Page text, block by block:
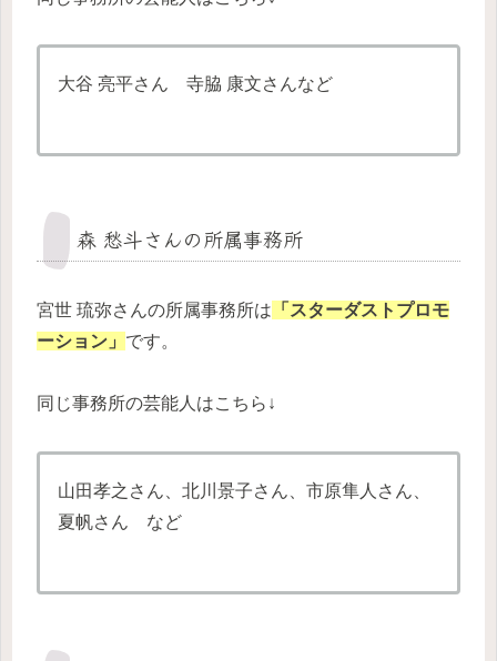
大谷 亮平さん 寺脇 康文さんなど
森 愁斗さんの所属事務所
宮世 琉弥さんの所属事務所は 「スターダストプロモ
ーション」 です。
同じ事務所の芸能人はこちら↓
山田孝之さん、北川景子さん、市原隼人さん、
夏帆さん など